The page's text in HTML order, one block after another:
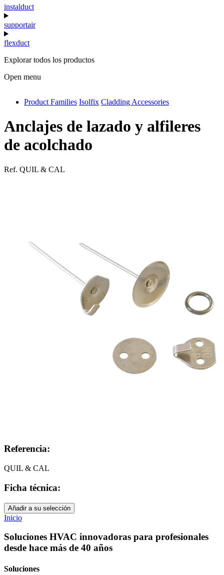
instalduct
supportair
flexduct
Explorar todos los productos
Open menu
antivib
isolfix
supportair
Product Families Isolfix Cladding Accessories
Anclajes de lazado y alfileres
de acolchado
Ref. QUIL & CAL
Referencia:
QUIL & CAL
Ficha técnica:
Añadir a su selección
Inicio
Soluciones HVAC innovadoras para profesionales
desde hace más de 40 años
Soluciones